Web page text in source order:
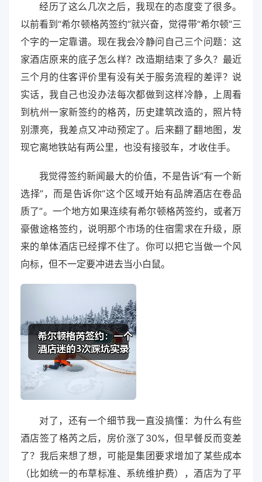
经历了这么几次之后，我现在的态度变了很多。
以前看到“希尔顿格芮签约”就兴奋，觉得带“希尔顿”三
个字的一定靠谱。现在我会冷静问自己三个问题：这
家酒店原来的底子怎么样？改造期结束了多久？最近
三个月的住客评价里有没有关于服务流程的差评？说
实话，我自己也没办法每次都做到这样冷静，上周看
到杭州一家新签约的格芮，历史建筑改造的，照片特
别漂亮，我差点又冲动预定了。后来翻了翻地图，发
现它离地铁站有两公里，也没有接驳车，才收住手。
我觉得签约新闻最大的价值，不是告诉“有一个新
选择”，而是告诉你“这个区域开始有品牌酒店在卷品
质了”。一个地方如果连续有希尔顿格芮签约，或者万
豪傲途格签约，说明那个市场的住宿需求在升级，原
来的单体酒店已经撑不住了。你可以把它当做一个风
向标，但不一定要冲进去当小白鼠。
对了，还有一个细节我一直没搞懂：为什么有些
酒店签了格芮之后，房价涨了30%，但早餐反而变差
了？我后来想了想，可能是集团要求增加了某些成本
（比如统一的布草标准、系统维护费），酒店为了平